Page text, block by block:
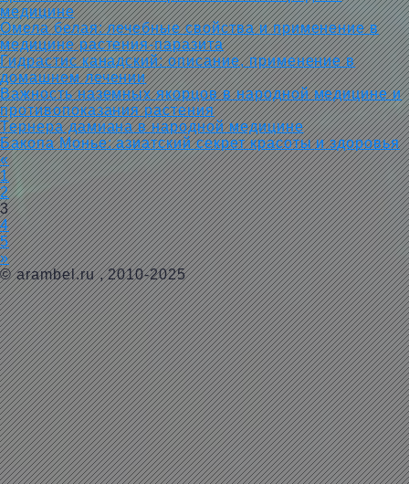
медицине
Омела белая: лечебные свойства и применение в
медицине растения-паразита
Гидрастис канадский: описание, применение в
домашнем лечении
Важность наземных якорцов в народной медицине и
противопоказания растения
Тернера дамиана в народной медицине
Бакопа Монье: азиатский секрет красоты и здоровья
«
1
2
3
4
5
»
© arambel.ru, 2010-2025